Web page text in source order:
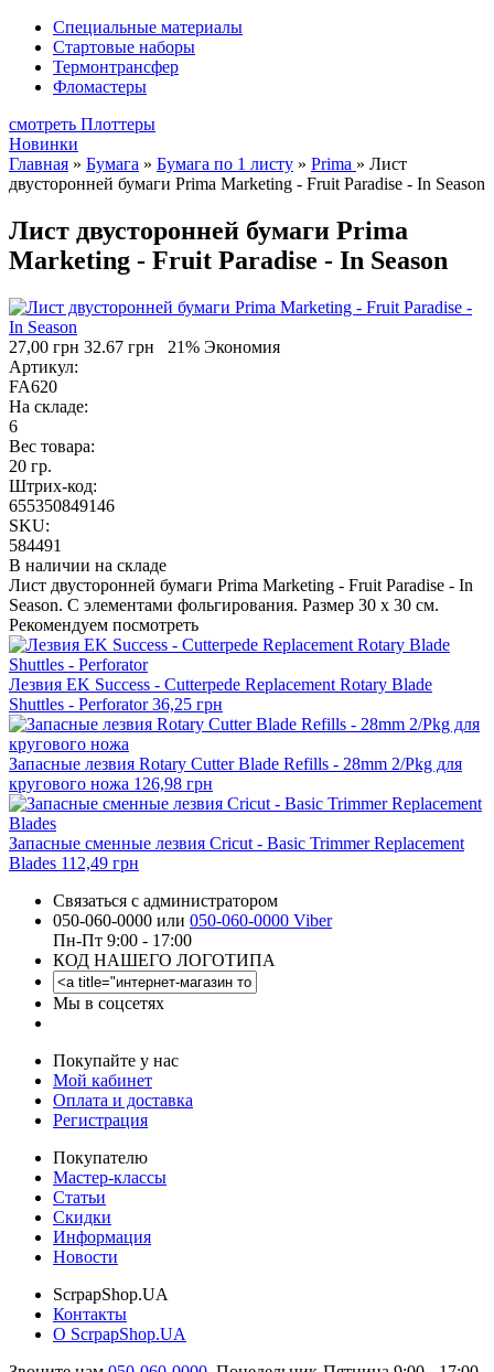
Специальные материалы
Стартовые наборы
Термонтрансфер
Фломастеры
смотреть Плоттеры
Новинки
Главная » Бумага » Бумага по 1 листу » Prima » Лист
двусторонней бумаги Prima Marketing - Fruit Paradise - In Season
Лист двусторонней бумаги Prima
Marketing - Fruit Paradise - In Season
27,00 грн 32.67 грн
21% Экономия
Артикул:
FA620
На складе:
6
Вес товара:
20 гр.
Штрих-код:
655350849146
SKU:
584491
В наличии на складе
Лист двусторонней бумаги Prima Marketing - Fruit Paradise - In
Season. С элементами фольгирования. Размер 30 х 30 см.
Рекомендуем посмотреть
Лезвия EK Success - Cutterpede Replacement Rotary Blade
Shuttles - Perforator 36,25 грн
Запасные лезвия Rotary Cutter Blade Refills - 28mm 2/Pkg для
кругового ножа 126,98 грн
Запасные сменные лезвия Cricut - Basic Trimmer Replacement
Blades 112,49 грн
Связаться с администратором
050-060-0000 или 050-060-0000 Viber
Пн-Пт 9:00 - 17:00
КОД НАШЕГО ЛОГОТИПА
Мы в соцсетях
Покупайте у нас
Мой кабинет
Оплата и доставка
Регистрация
Покупателю
Мастер-классы
Статьи
Скидки
Информация
Новости
ScrpapShop.UA
Контакты
О ScrpapShop.UA